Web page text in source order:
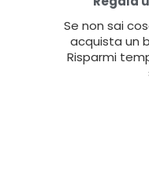
Se non sai
acquista un
Risparmi